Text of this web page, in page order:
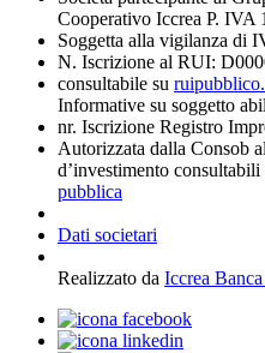
Cooperativo Iccrea P. IVA
Soggetta alla vigilanza di
N. Iscrizione al RUI:
consultabile su
Informative su soggetto
nr. Iscrizione Registro
Autorizzata dalla Consob
d’investimento consultabili
pubblica
Dati societari
Realizzato da Iccrea